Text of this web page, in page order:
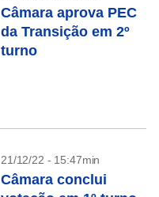
Câmara aprova PEC
da Transição em 2º
turno
21/12/22 - 15:47min
Câmara conclui